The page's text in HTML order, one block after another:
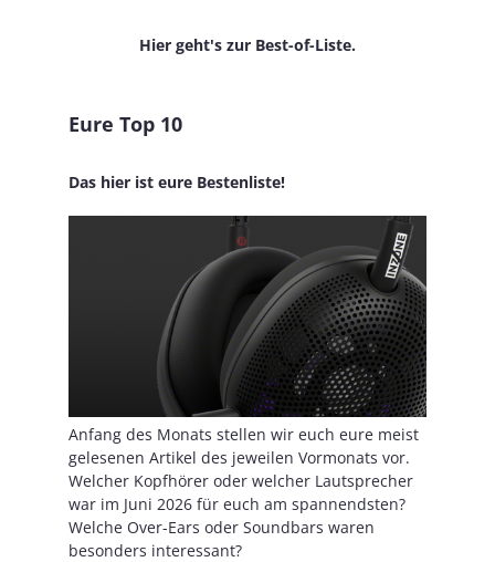
Hier geht's zur Best-of-Liste.
Eure Top 10
Das hier ist eure Bestenliste!
Anfang des Monats stellen wir euch eure meist
gelesenen Artikel des jeweilen Vormonats vor.
Welcher Kopfhörer oder welcher Lautsprecher
war im Juni 2026 für euch am spannendsten?
Welche Over-Ears oder Soundbars waren
besonders interessant?